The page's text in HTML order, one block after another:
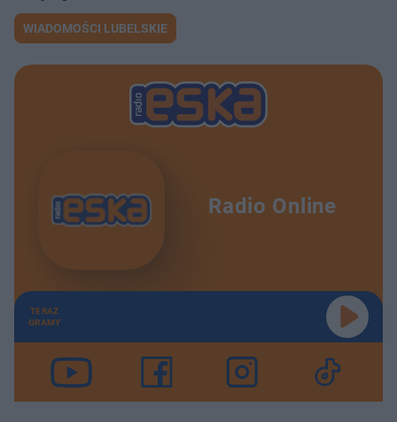
WIADOMOŚCI LUBELSKIE
Radio Online
TERAZ
GRAMY